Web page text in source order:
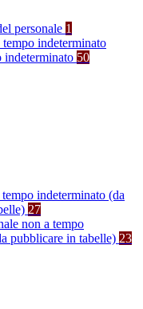
personale 1
tempo indeterminato
indeterminato 50
indeterminato (da
27
non a tempo
pubblicare in tabelle) 23